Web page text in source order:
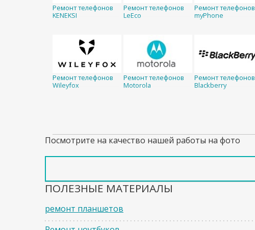
Ремонт телефонов
KENEKSI
Ремонт телефонов
LeEco
Ремонт телефонов
myPhone
Ремонт телефонов
Wileyfox
Ремонт телефонов
Motorola
Ремонт телефонов
Blackberry
Посмотрите на качество нашей работы на фото
ПОЛЕЗНЫЕ МАТЕРИАЛЫ
ремонт планшетов